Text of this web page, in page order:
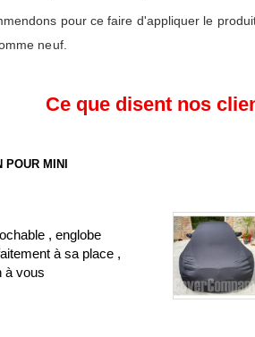
pour ce faire d'appliquer le
neuf.
Ce que disent nos
POUR MINI
, englobe
à sa place ,
à vous